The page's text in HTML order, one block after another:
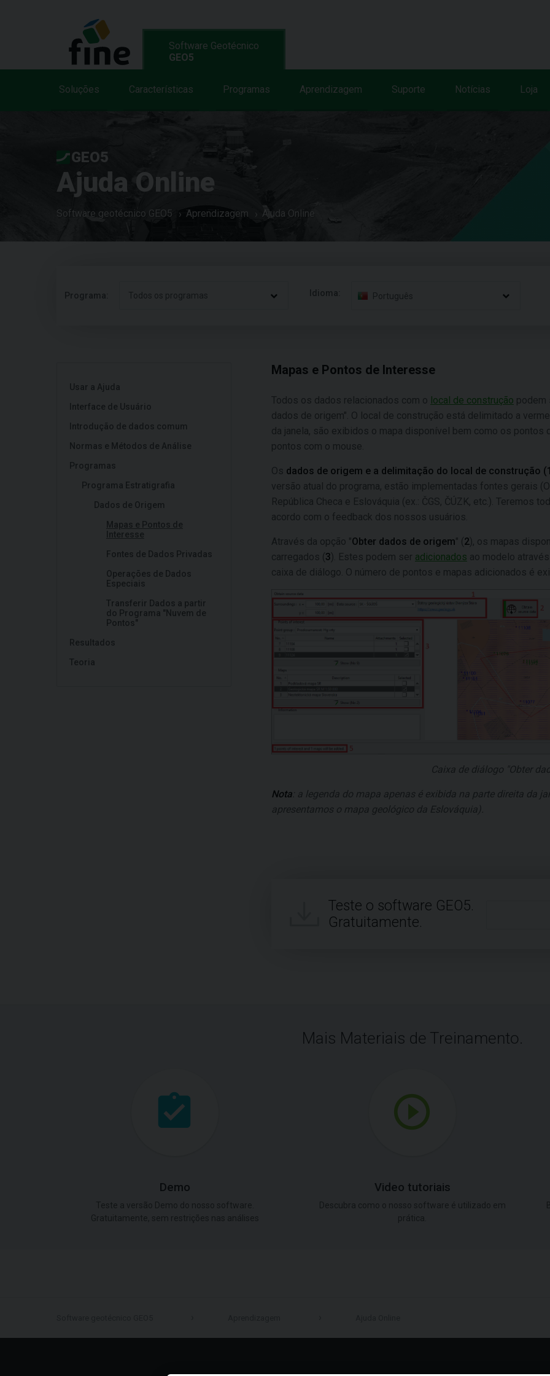
Software Geotécnico
GEO5
Soluções Características Programas Aprendizagem Suporte Notícias Loja
GEO5
Ajuda Online
Software geotécnico GEO5 Aprendizagem Ajuda Online
Programa: Todos os programas Idioma: Português
Usar a Ajuda
Interface de Usuário
Introdução de dados comum
Normas e Métodos de Análise
Programas
Programa Estratigrafia
Dados de Origem
Mapas e Pontos de
Interesse
Fontes de Dados Privadas
Operações de Dados
Especiais
Transferir Dados a partir
do Programa "Nuvem de
Pontos"
Resultados
Teoria
Mapas e Pontos de Interesse
Todos os dados relacionados com o local de construção podem
dados de origem". O local de construção está delimitado a
da janela, são exibidos o mapa disponível bem como os
pontos com o mouse.
Os dados de origem e a delimitação do local de construção
versão atual do programa, estão implementadas fontes gerais
República Checa e Eslováquia (ex.: ČGS, ČÚZK, etc.). Teremos
acordo com o feedback dos nossos usuários.
Através da opção "Obter dados de origem" ( 2), os mapas
carregados ( 3). Estes podem ser adicionados ao modelo
caixa de diálogo. O número de pontos e mapas adicionados é
Caixa de diálogo "Obter
Nota: a legenda do mapa apenas é exibida na parte direita da
apresentamos o mapa geológico da Eslováquia).
Teste o software GEO5.
Gratuitamente.
Mais Materiais de Treinamento.
Demo Video tutoriais